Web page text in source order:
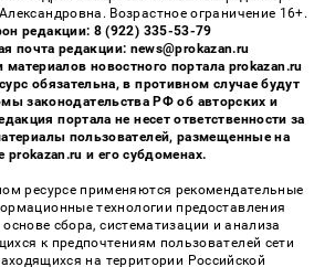
Возрастное ограничение 16+.
редакции: 8 (922) 335-53-79
почта редакции: news@prokazan.ru
материалов новостного портала prokazan.ru
обязательна, в противном случае будут
законодательства РФ об авторских и
портала не несет ответственности за
пользователей, размещенные на
prokazan.ru и его субдоменах.
ресурсе применяются рекомендательные
технологии предоставления
сбора, систематизации и анализа
к предпочтениям пользователей сети
на территории Российской